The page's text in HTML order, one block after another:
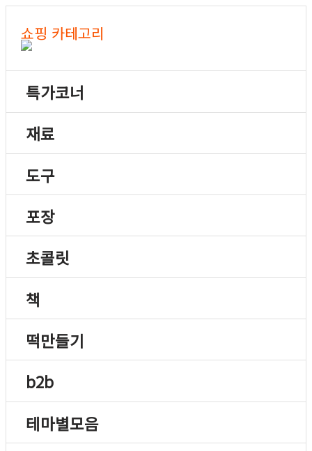
쇼핑 카테고리
특가코너
재료
도구
포장
초콜릿
책
떡만들기
b2b
테마별모음